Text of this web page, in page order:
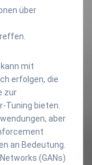
über
mit
erfolgen, die
zur
Tuning bieten.
aber
an Bedeutung.
(GANs)